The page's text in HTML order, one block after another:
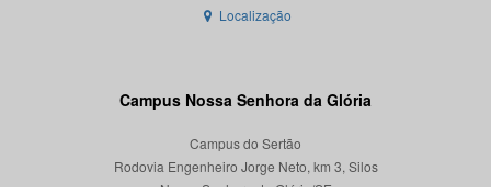
Localização
Campus Nossa Senhora da Glória
Campus do Sertão
Rodovia Engenheiro Jorge Neto, km 3, Silos
Nossa Senhora da Glória/SE